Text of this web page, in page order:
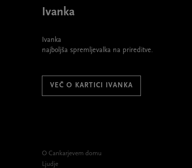
Ivanka
Ivanka
najboljša spremljevalka na prireditve.
VEČ O KARTICI IVANKA
O Cankarjevem domu
Ljudje